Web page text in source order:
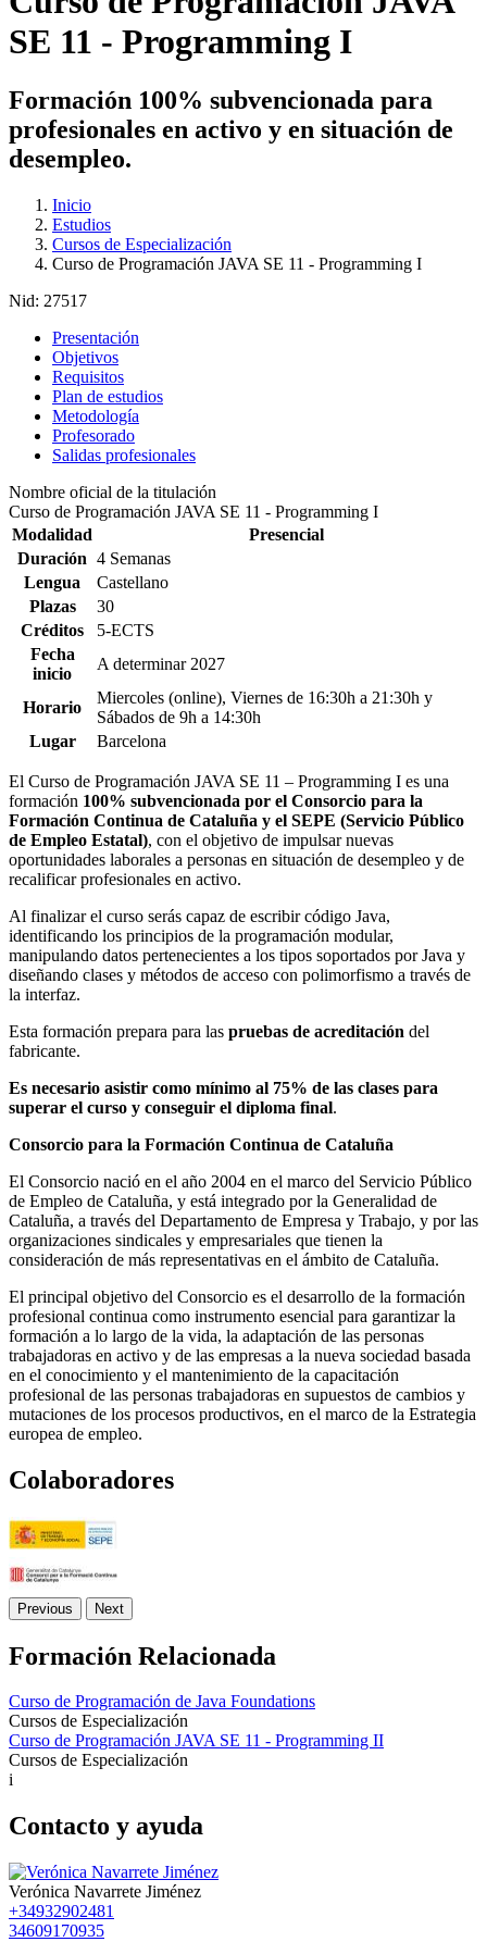
SE 11 - Programming I
Formación 100% subvencionada para
profesionales en activo y en situación de
desempleo.
Inicio
Estudios
Cursos de Especialización
Curso de Programación JAVA SE 11 - Programming I
Nid: 27517
Presentación
Objetivos
Requisitos
Plan de estudios
Metodología
Profesorado
Salidas profesionales
Nombre oficial de la titulación
Curso de Programación JAVA SE 11 - Programming I
Modalidad
Presencial
Duración 4 Semanas
Lengua
Castellano
Plazas
30
Créditos
5-ECTS
Fecha
inicio
A determinar 2027
Horario
Miercoles (online), Viernes de 16:30h a 21:30h y
Sábados de 9h a 14:30h
Lugar
Barcelona
El Curso de Programación JAVA SE 11 – Programming I es una
formación 100% subvencionada por el Consorcio para la
Formación Continua de Cataluña y el SEPE (Servicio Público
de Empleo Estatal), con el objetivo de impulsar nuevas
oportunidades laborales a personas en situación de desempleo y de
recalificar profesionales en activo.
Al finalizar el curso serás capaz de escribir código Java,
identificando los principios de la programación modular,
manipulando datos pertenecientes a los tipos soportados por Java y
diseñando clases y métodos de acceso con polimorfismo a través de
la interfaz.
Esta formación prepara para las pruebas de acreditación del
fabricante.
Es necesario asistir como mínimo al 75% de las clases para
superar el curso y conseguir el diploma final.
Consorcio para la Formación Continua de Cataluña
El Consorcio nació en el año 2004 en el marco del Servicio Público
de Empleo de Cataluña, y está integrado por la Generalidad de
Cataluña, a través del Departamento de Empresa y Trabajo, y por las
organizaciones sindicales y empresariales que tienen la
consideración de más representativas en el ámbito de Cataluña.
El principal objetivo del Consorcio es el desarrollo de la formación
profesional continua como instrumento esencial para garantizar la
formación a lo largo de la vida, la adaptación de las personas
trabajadoras en activo y de las empresas a la nueva sociedad basada
en el conocimiento y el mantenimiento de la capacitación
profesional de las personas trabajadoras en supuestos de cambios y
mutaciones de los procesos productivos, en el marco de la Estrategia
europea de empleo.
Colaboradores
Previous Next
Formación Relacionada
Curso de Programación de Java Foundations
Cursos de Especialización
Curso de Programación JAVA SE 11 - Programming II
Cursos de Especialización
i
Contacto y ayuda
Verónica Navarrete Jiménez
+34932902481
34609170935